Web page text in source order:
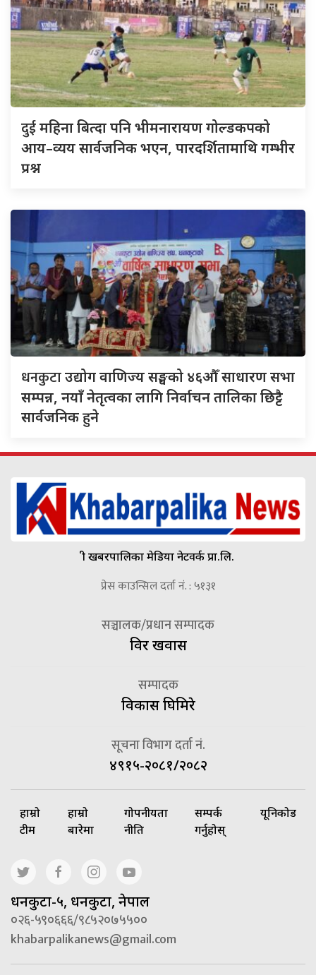
दुईमहिना बित्दा पनि भीमनारायण गोल्डकपको
आय–व्यय सार्वजनिक भएन, पारदर्शितामाथि गम्भीर
प्रश्न
धनकुटाउद्योग वाणिज्य सङ्घको ४६औँ साधारण सभा
सम्पन्न, नयाँ नेतृत्वका लागि निर्वाचन तालिका छिट्टै
सार्वजनिक हुने
श्री खबरपालिका मेडिया नेटवर्क प्रा.लि.
प्रेस काउन्सिल दर्ता नं. : ५१३१
सञ्चालक/प्रधान सम्पादक
विदुर खवास
सम्पादक
विकास घिमिरे
सूचना विभाग दर्ता नं.
४९१५-२०८१/२०८२
हाम्रो
टीम
हाम्रो
बारेमा
गोपनीयता
नीति
सम्पर्क
गर्नुहोस्
यूनिकोड
धनकुटा-५, धनकुटा, नेपाल
०२६-५९०६६६/९८५२०७५५००
khabarpalikanews@gmail.com